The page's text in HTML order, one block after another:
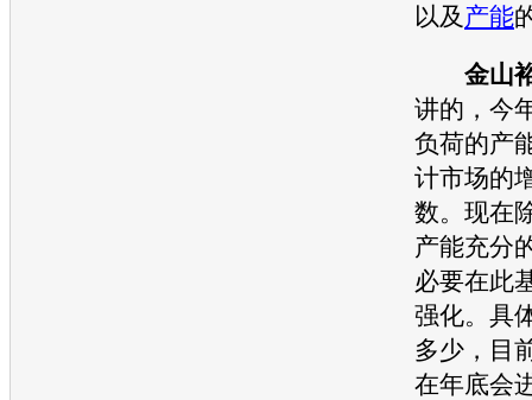
以及 产能
金山
讲的，今
负荷的产
计市场的
数。现在
产能充分
必要在此
强化。具
多少，目
在年底会